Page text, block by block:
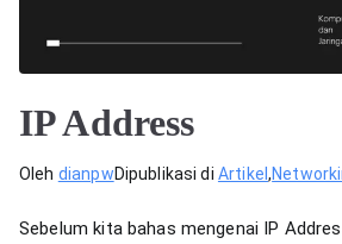
IP Address
Oleh dianpwDipublikasi di Artikel ,
Sebelum kita bahas mengenai IP